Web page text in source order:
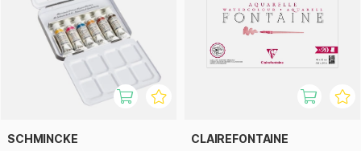
SCHMINCKE CLAIREFONTAINE